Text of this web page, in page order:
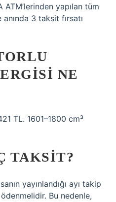
yapılan tüm
3 taksit fırsatı
NE
TL. 1601–1800 cm³
TAKSIT?
yayınlandığı ayı takip
Bu nedenle,